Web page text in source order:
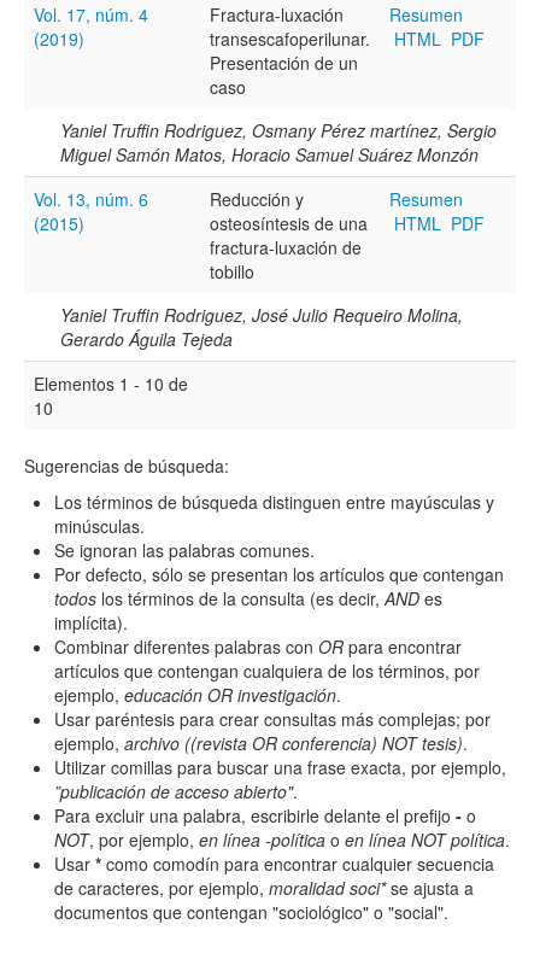
Vol. 17, núm. 4
(2019)
Fractura-luxación
transescafoperilunar.
Presentación de un
caso
Resumen
HTML PDF
Yaniel Truffin Rodriguez, Osmany Pérez martínez, Sergio
Miguel Samón Matos, Horacio Samuel Suárez Monzón
Vol. 13, núm. 6
(2015)
Reducción y
osteosíntesis de una
fractura-luxación de
tobillo
Resumen
HTML PDF
Yaniel Truffin Rodriguez, José Julio Requeiro Molina,
Gerardo Águila Tejeda
Elementos 1 - 10 de
10
Sugerencias de búsqueda:
Los términos de búsqueda distinguen entre mayúsculas y
minúsculas.
Se ignoran las palabras comunes.
Por defecto, sólo se presentan los artículos que contengan
todos los términos de la consulta (es decir, AND es
implícita).
Combinar diferentes palabras con OR para encontrar
artículos que contengan cualquiera de los términos, por
ejemplo, educación OR investigación.
Usar paréntesis para crear consultas más complejas; por
ejemplo, archivo ((revista OR conferencia) NOT tesis).
Utilizar comillas para buscar una frase exacta, por ejemplo,
”publicación de acceso abierto".
Para excluir una palabra, escribirle delante el prefijo - o
NOT, por ejemplo, en línea -política o en línea NOT política.
Usar * como comodín para encontrar cualquier secuencia
de caracteres, por ejemplo, moralidad soci*se ajusta a
documentos que contengan "sociológico" o "social".